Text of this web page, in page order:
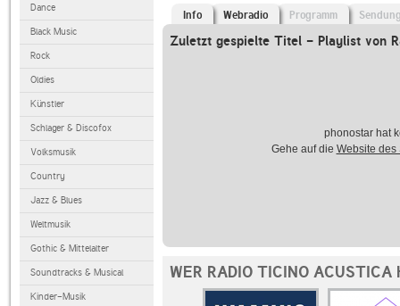
Dance
Black Music
Rock
Oldies
Künstler
Schlager & Discofox
Volksmusik
Country
Jazz & Blues
Weltmusik
Gothic & Mittelalter
Soundtracks & Musical
Kinder-Musik
Info Webradio Programm
Zuletzt gespielte Titel - Playlist von
phonostar hat
Gehe auf die Website des
WER RADIO TICINO ACUSTICA